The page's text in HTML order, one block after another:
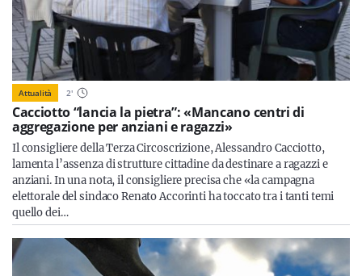
Attualità 2'
Cacciotto “lancia la pietra”: «Mancano centri di
aggregazione per anziani e ragazzi»
Il consigliere della Terza Circoscrizione, Alessandro Cacciotto,
lamenta l’assenza di strutture cittadine da destinare a ragazzi e
anziani. In una nota, il consigliere precisa che «la campagna
elettorale del sindaco Renato Accorinti ha toccato tra i tanti temi
quello dei…